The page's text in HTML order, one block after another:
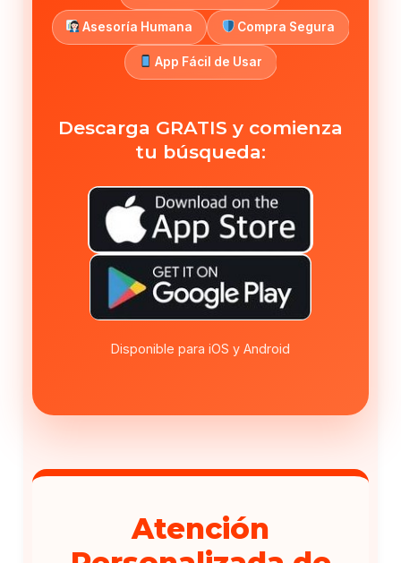
Asesoría Humana Compra Segura
App Fácil de Usar
Descarga GRATIS y comienza
tu búsqueda:
Disponible para iOS y Android
Atención